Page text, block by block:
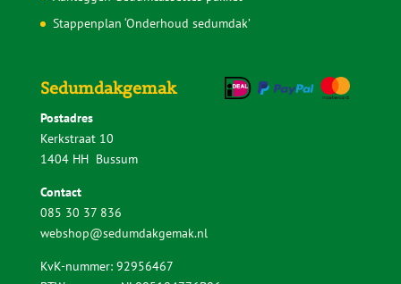
Stappenplan ‘Onderhoud sedumdak’
Sedumdakgemak
Postadres
Kerkstraat 10
1404 HH Bussum
Contact
085 30 37 836
webshop@sedumdakgemak.nl
KvK-nummer: 92956467